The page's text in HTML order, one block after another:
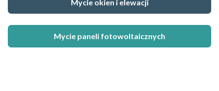
Mycie okien i elewacji
Mycie paneli fotowoltaicznych